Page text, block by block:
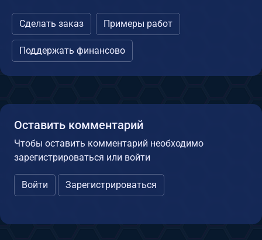
Сделать заказ Примеры работ
Поддержать финансово
Оставить комментарий
Чтобы оставить комментарий необходимо
зарегистрироваться или войти
Войти Зарегистрироваться